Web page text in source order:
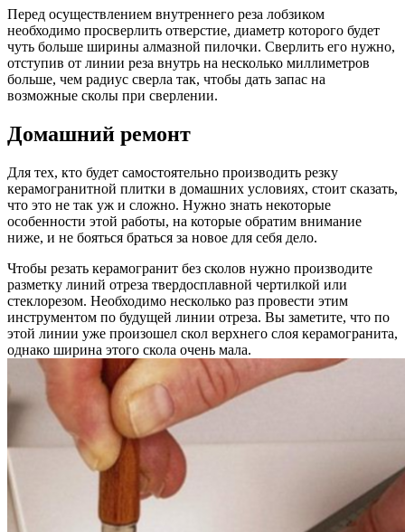
Перед осуществлением внутреннего реза лобзиком
необходимо просверлить отверстие, диаметр которого будет
чуть больше ширины алмазной пилочки. Сверлить его нужно,
отступив от линии реза внутрь на несколько миллиметров
больше, чем радиус сверла так, чтобы дать запас на
возможные сколы при сверлении.
Домашний ремонт
Для тех, кто будет самостоятельно производить резку
керамогранитной плитки в домашних условиях, стоит сказать,
что это не так уж и сложно. Нужно знать некоторые
особенности этой работы, на которые обратим внимание
ниже, и не бояться браться за новое для себя дело.
Чтобы резать керамогранит без сколов нужно производите
разметку линий отреза твердосплавной чертилкой или
стеклорезом. Необходимо несколько раз провести этим
инструментом по будущей линии отреза. Вы заметите, что по
этой линии уже произошел скол верхнего слоя керамогранита,
однако ширина этого скола очень мала.